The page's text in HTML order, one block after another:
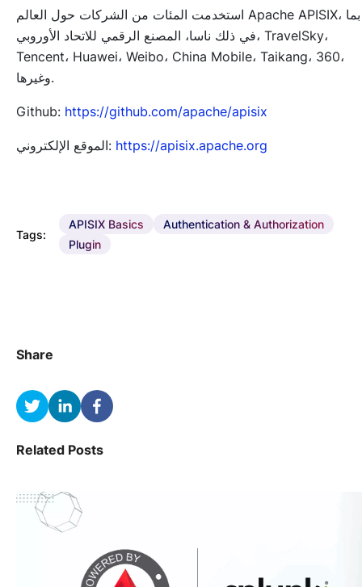
استخدمت المئات من الشركات حول العالم Apache APISIX، بما
في ذلك ناسا، المصنع الرقمي للاتحاد الأوروبي، TravelSky،
Tencent، Huawei، Weibo، China Mobile، Taikang، 360،
وغيرها.
Github: https://github.com/apache/apisix
الموقع الإلكتروني: https://apisix.apache.org
Tags:
APISIX Basics
Authentication & Authorization
Plugin
Share
Related Posts